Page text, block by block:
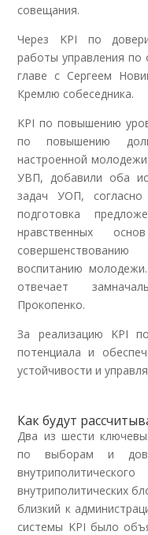
совещания.
Через KPI по
работы управления
главе с Сергеем
Кремлю собеседника.
KPI по повышению
по повышению доли
настроенной
УВП, добавили оба
задач УОП,
подготовка
нравственных
воспитанию
отвечает
Прокопенко.
За реализацию KPI
потенциала и
устойчивости и
Как будут
Два из шести
по выборам и
внутриполитических
близкий к
системы KPI было